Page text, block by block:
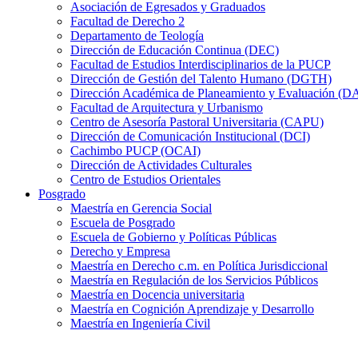
Asociación de Egresados y Graduados
Facultad de Derecho 2
Departamento de Teología
Dirección de Educación Continua (DEC)
Facultad de Estudios Interdisciplinarios de la PUCP
Dirección de Gestión del Talento Humano (DGTH)
Dirección Académica de Planeamiento y Evaluación
Facultad de Arquitectura y Urbanismo
Centro de Asesoría Pastoral Universitaria (CAPU)
Dirección de Comunicación Institucional (DCI)
Cachimbo PUCP (OCAI)
Dirección de Actividades Culturales
Centro de Estudios Orientales
Posgrado
Maestría en Gerencia Social
Escuela de Posgrado
Escuela de Gobierno y Políticas Públicas
Derecho y Empresa
Maestría en Derecho c.m. en Política Jurisdiccional
Maestría en Regulación de los Servicios Públicos
Maestría en Docencia universitaria
Maestría en Cognición Aprendizaje y Desarrollo
Maestría en Ingeniería Civil